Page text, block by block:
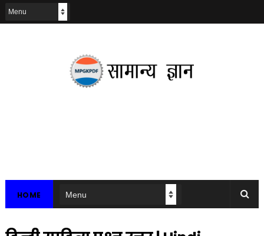
HOME